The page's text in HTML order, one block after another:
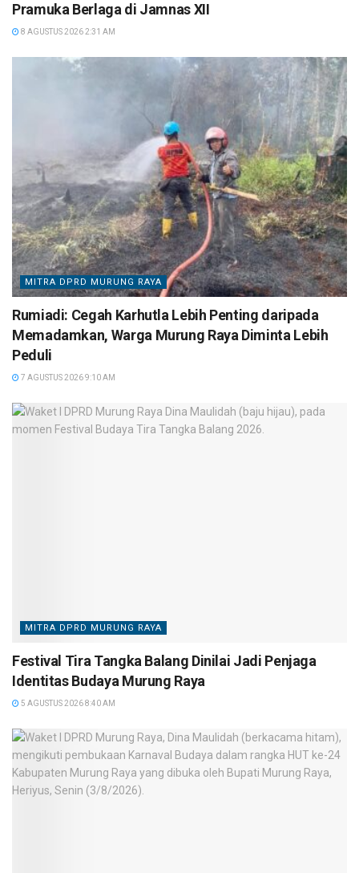
Pramuka Berlaga di Jamnas XII
8 AGUSTUS 2026 2:31 AM
MITRA DPRD MURUNG RAYA
Rumiadi: Cegah Karhutla Lebih Penting daripada
Memadamkan, Warga Murung Raya Diminta Lebih
Peduli
7 AGUSTUS 2026 9:10 AM
MITRA DPRD MURUNG RAYA
Festival Tira Tangka Balang Dinilai Jadi Penjaga
Identitas Budaya Murung Raya
5 AGUSTUS 2026 8:40 AM